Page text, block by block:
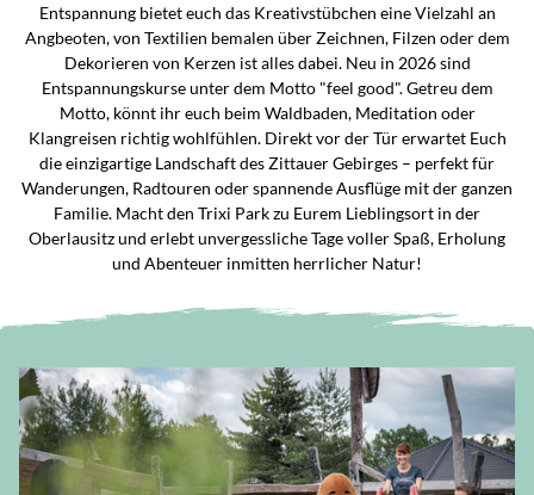
Entspannung bietet euch das Kreativstübchen eine Vielzahl an
Angbeoten, von Textilien bemalen über Zeichnen, Filzen oder dem
Dekorieren von Kerzen ist alles dabei. Neu in 2026 sind
Entspannungskurse unter dem Motto "feel good". Getreu dem
Motto, könnt ihr euch beim Waldbaden, Meditation oder
Klangreisen richtig wohlfühlen. Direkt vor der Tür erwartet Euch
die einzigartige Landschaft des Zittauer Gebirges – perfekt für
Wanderungen, Radtouren oder spannende Ausflüge mit der ganzen
Familie. Macht den Trixi Park zu Eurem Lieblingsort in der
Oberlausitz und erlebt unvergessliche Tage voller Spaß, Erholung
und Abenteuer inmitten herrlicher Natur!